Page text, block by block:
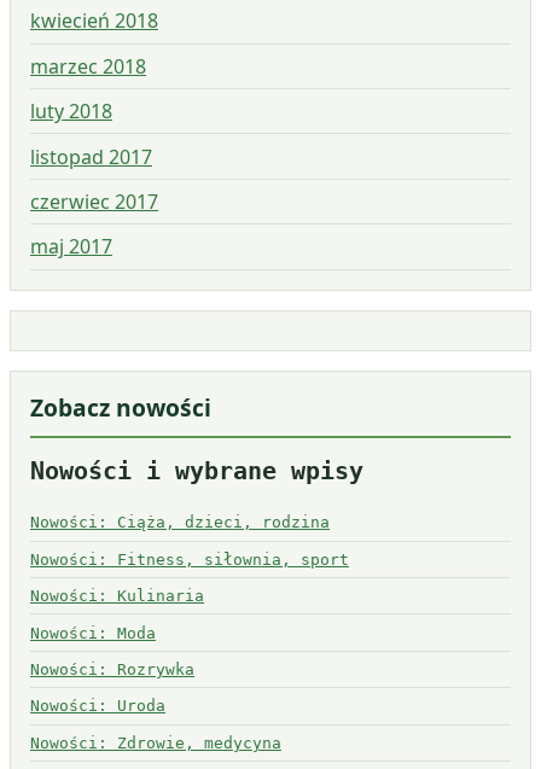
kwiecień 2018
marzec 2018
luty 2018
listopad 2017
czerwiec 2017
maj 2017
Zobacz nowości
Nowości i wybrane wpisy
Nowości: Ciąża, dzieci, rodzina
Nowości: Fitness, siłownia, sport
Nowości: Kulinaria
Nowości: Moda
Nowości: Rozrywka
Nowości: Uroda
Nowości: Zdrowie, medycyna